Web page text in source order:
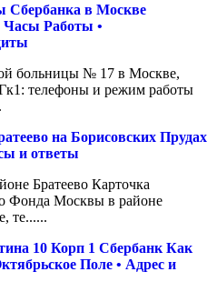
Сбербанка в Москве
Работы •
больницы № 17 в Москве,
телефоны и режим работы
на Борисовских Прудах
и ответы
Братеево Карточка
Фонда Москвы в районе
те......
10 Корп 1 Сбербанк Как
Поле • Адрес и